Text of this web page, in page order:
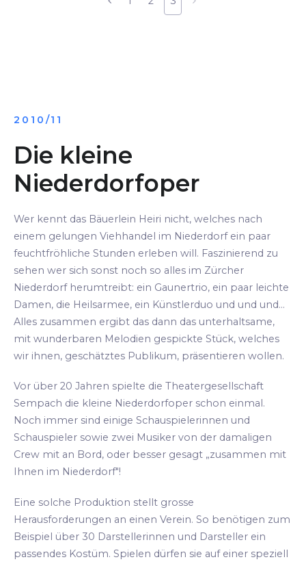
2010/11
Die kleine
Niederdorfoper
Wer kennt das Bäuerlein Heiri nicht, welches nach
einem gelungen Viehhandel im Niederdorf ein paar
feuchtfröhliche Stunden erleben will. Faszinierend zu
sehen wer sich sonst noch so alles im Zürcher
Niederdorf herumtreibt: ein Gaunertrio, ein paar leichte
Damen, die Heilsarmee, ein Künstlerduo und und und...
Alles zusammen ergibt das dann das unterhaltsame,
mit wunderbaren Melodien gespickte Stück, welches
wir ihnen, geschätztes Publikum, präsentieren wollen.
Vor über 20 Jahren spielte die Theatergesellschaft
Sempach die kleine Niederdorfoper schon einmal.
Noch immer sind einige Schauspielerinnen und
Schauspieler sowie zwei Musiker von der damaligen
Crew mit an Bord, oder besser gesagt „zusammen mit
Ihnen im Niederdorf"!
Eine solche Produktion stellt grosse
Herausforderungen an einen Verein. So benötigen zum
Beispiel über 30 Darstellerinnen und Darsteller ein
passendes Kostüm. Spielen dürfen sie auf einer speziell